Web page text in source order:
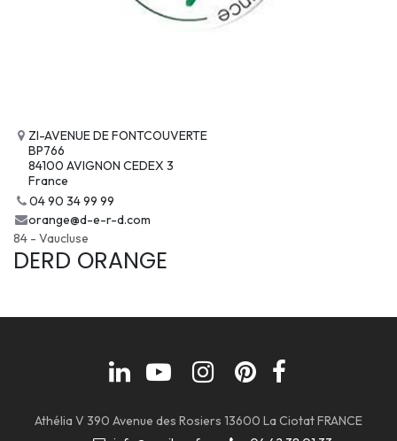
ZI-AVENUE DE FONTCOUVERTE
BP766
84100 AVIGNON CEDEX 3
France
04 90 34 99 99
orange@d-e-r-d.com
84 - Vaucluse
DERD ORANGE
Athélia V 390 Avenue des Rosiers 13600 La Ciotat FRANCE